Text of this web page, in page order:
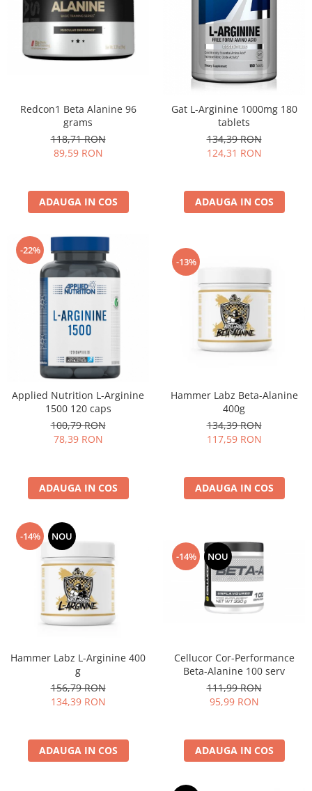
Redcon1 Beta Alanine 96
grams
118,71 RON
89,59 RON
ADAUGA IN COS
Gat L-Arginine 1000mg 180
tablets
134,39 RON
124,31 RON
ADAUGA IN COS
-22%
Applied Nutrition L-Arginine
1500 120 caps
100,79 RON
78,39 RON
ADAUGA IN COS
-13%
Hammer Labz Beta-Alanine
400g
134,39 RON
117,59 RON
ADAUGA IN COS
-14% NOU
Hammer Labz L-Arginine 400
g
156,79 RON
134,39 RON
ADAUGA IN COS
-14% NOU
Cellucor Cor-Performance
Beta-Alanine 100 serv
111,99 RON
95,99 RON
ADAUGA IN COS